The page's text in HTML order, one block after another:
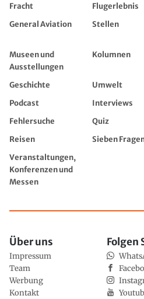
Fracht
Flugerlebnis
General Aviation
Stellen
Museen und
Ausstellungen
Kolumnen
Geschichte Umwelt
Podcast
Interviews
Fehlersuche
Quiz
Reisen
Sieben
Veranstaltungen,
Konferenzen und
Messen
Über uns
Impressum
Team
Werbung
Kontakt
Folgen